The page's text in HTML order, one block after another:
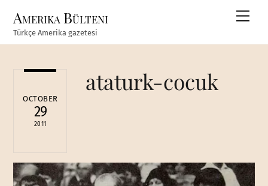
content
Amerika Bülteni
Türkçe Amerika gazetesi
OCTOBER
29
2011
ataturk-cocuk